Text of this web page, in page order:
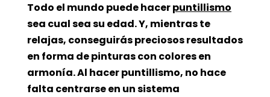
Todo el mundo puede hacerpuntillismo
sea cual sea su edad. Y, mientras te
relajas, conseguirás preciosos resultados
en forma de pinturas con colores en
armonía. Al hacer puntillismo, no hace
falta centrarse en un sistema